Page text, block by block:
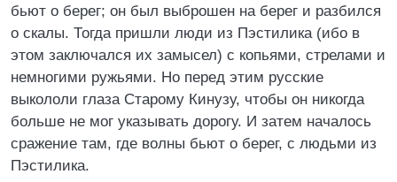
бьют о берег; он был выброшен на берег и разбился
о скалы. Тогда пришли люди из Пэстилика (ибо в
этом заключался их замысел) с копьями, стрелами и
немногими ружьями. Но перед этим русские
выкололи глаза Старому Кинузу, чтобы он никогда
больше не мог указывать дорогу. И затем началось
сражение там, где волны бьют о берег, с людьми из
Пэстилика.